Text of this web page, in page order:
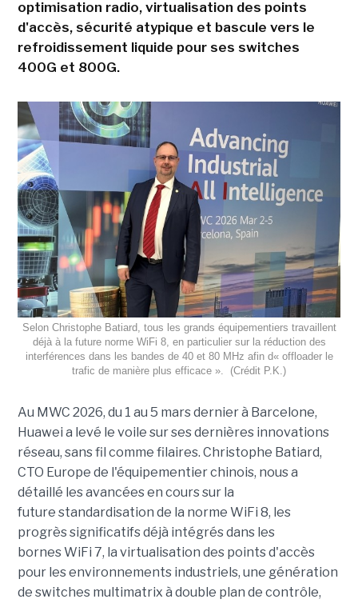
optimisation radio, virtualisation des points
d'accès, sécurité atypique et bascule vers le
refroidissement liquide pour ses switches
400G et 800G.
Selon Christophe Batiard, tous les grands équipementiers travaillent
déjà à la future norme WiFi 8, en particulier sur la réduction des
interférences dans les bandes de 40 et 80 MHz afin d« offloader le
trafic de manière plus efficace ». (Crédit P.K.)
Au MWC 2026, du 1 au 5 mars dernier à Barcelone,
Huawei a levé le voile sur ses dernières innovations
réseau, sans fil comme filaires. Christophe Batiard,
CTO Europe de l'équipementier chinois, nous a
détaillé les avancées en cours sur la
future standardisation de la norme WiFi 8, les
progrès significatifs déjà intégrés dans les
bornes WiFi 7, la virtualisation des points d'accès
pour les environnements industriels, une génération
de switches multimatrix à double plan de contrôle,